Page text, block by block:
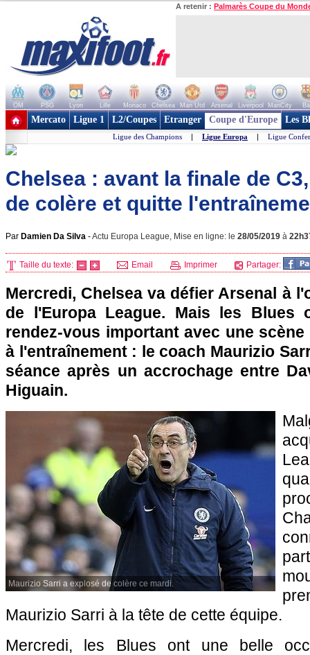
A retenir : Palmarès Coupe du
OM PSG Lyon Lille Monaco Chelsea Man Utd Arsenal Liverpool ManCity
+ de clubs
Mercato Ligue 1 L2/Coupes Etranger Coupe d'Europe Les
Ligue des Champions | Ligue Europa | Ligue
Chelsea : avant la finale de
de colère et quitte
Par Damien Da Silva -Actu Europa League, Mise en ligne: le 28/05/2019 à
Taille du texte: Email Imprimer Partager:
Mercredi, Chelsea va défier Arsenal à
de l'Europa League. Mais les Blues
rendez-vous important avec une
à l'entraînement : le coach Maurizio
séance après un accrochage entre
Higuain.
Maurizio Sarri a explosé de colère ce mardi.
Maurizio Sarri à la tête de cette équipe.
Mercredi, les Blues ont une belle